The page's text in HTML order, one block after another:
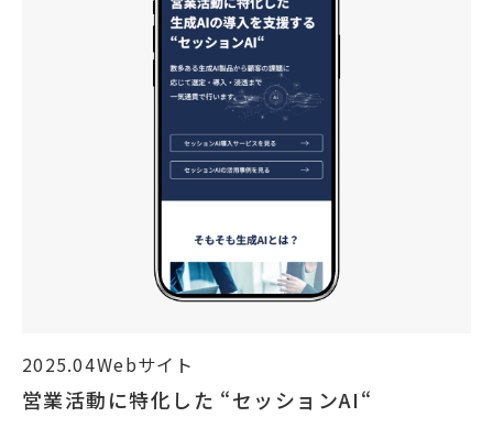
2025.04Webサイト
営業活動に特化した “セッションAI“